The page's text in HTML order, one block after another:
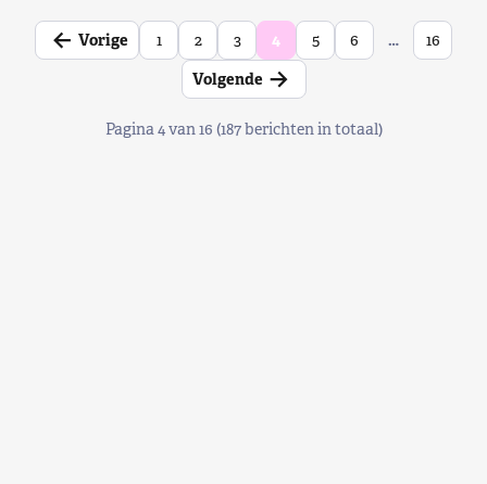
← Vorige 1 2 3 4 5 6 …
16
Volgende →
Pagina 4 van 16 (187 berichten in totaal)